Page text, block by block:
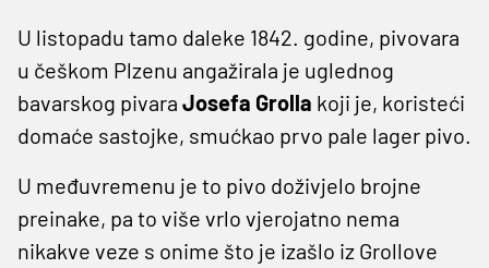
U listopadu tamo daleke 1842. godine, pivovara
u češkom Plzenu angažirala je uglednog
bavarskog pivara Josefa Grolla koji je, koristeći
domaće sastojke, smućkao prvo pale lager pivo.
U međuvremenu je to pivo doživjelo brojne
preinake, pa to više vrlo vjerojatno nema
nikakve veze s onime što je izašlo iz Grollove